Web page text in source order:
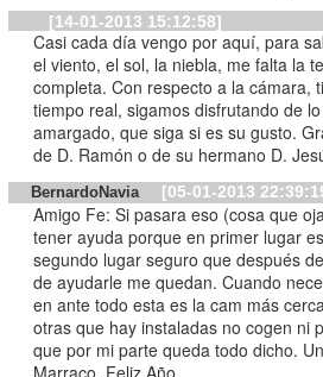
[14-01-2013 15:12:58]
Casi cada día vengo por aquí, para
el viento, el sol, la niebla, me falta la
completa. Con respecto a la cámara,
tiempo real, sigamos disfrutando de
amargado, que siga si es su gusto.
de D. Ramón o de su hermano D.
BernardoNavia [05-01-2013
Amigo Fe: Si pasara eso (cosa que ojala no pase), de mi que no cuente
tener ayuda porque en primer lugar
segundo lugar seguro que después
de ayudarle me quedan. Cuando
en ante todo esta es la cam más
otras que hay instaladas no cogen ni
que por mi parte queda todo dicho.